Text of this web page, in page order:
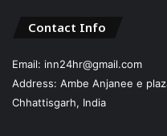
Contact Info
Email: inn24hr@gmail.com
Address: Ambe Anjanee e
Chhattisgarh, India